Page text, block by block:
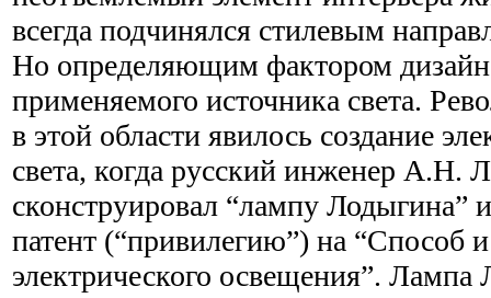
всегда подчинялся стилевым
Но определяющим фактором
применяемого источника света.
в этой области явилось создание
света, когда русский инженер А.Н.
сконструировал “лампу Лодыгина”
патент (“привилегию”) на “Способ
электрического освещения”. Лампа